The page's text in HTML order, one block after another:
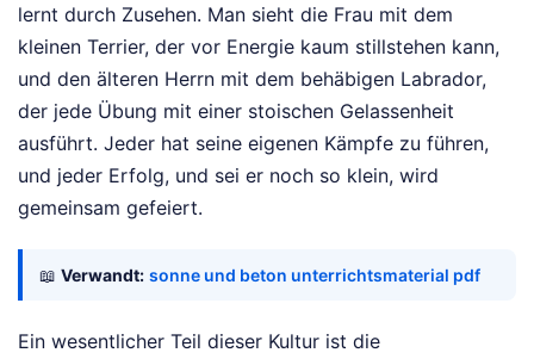
lernt durch Zusehen. Man sieht die Frau mit dem
kleinen Terrier, der vor Energie kaum stillstehen kann,
und den älteren Herrn mit dem behäbigen Labrador,
der jede Übung mit einer stoischen Gelassenheit
ausführt. Jeder hat seine eigenen Kämpfe zu führen,
und jeder Erfolg, und sei er noch so klein, wird
gemeinsam gefeiert.
📖 Verwandt: sonne und beton unterrichtsmaterial pdf
Ein wesentlicher Teil dieser Kultur ist die